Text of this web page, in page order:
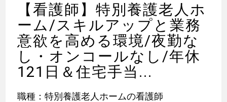
【看護師】特別養護老人ホ
ーム/スキルアップと業務
意欲を高める環境/夜勤な
し・オンコールなし/年休
121日＆住宅手当...
職種：特別養護老人ホームの看護師